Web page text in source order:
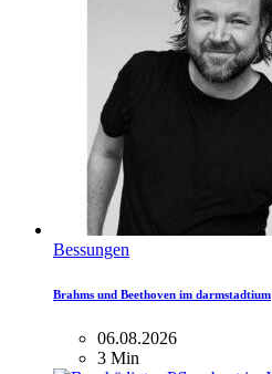
Bessungen
Brahms und Beethoven im darmstadtium
06.08.2026
3 Min